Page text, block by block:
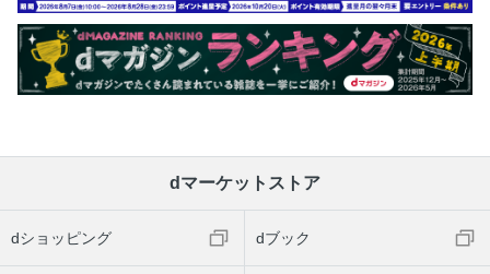
dマーケットストア
dショッピング dブック